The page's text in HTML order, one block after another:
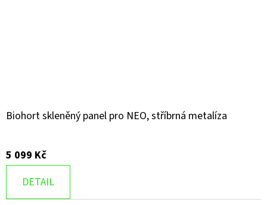
Biohort skleněný panel pro NEO, stříbrná metalíza
5 099 Kč
DETAIL